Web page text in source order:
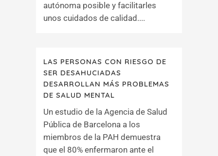
autónoma posible y facilitarles
unos cuidados de calidad....
LAS PERSONAS CON RIESGO DE
SER DESAHUCIADAS
DESARROLLAN MÁS PROBLEMAS
DE SALUD MENTAL
Un estudio de la Agencia de Salud
Pública de Barcelona a los
miembros de la PAH demuestra
que el 80% enfermaron ante el